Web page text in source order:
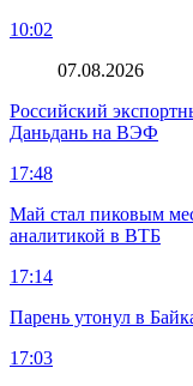
10:02
07.08.2026
Российский
Даньдань на ВЭФ
17:48
Май стал пиковым
аналитикой в ВТБ
17:14
Парень утонул в
17:03